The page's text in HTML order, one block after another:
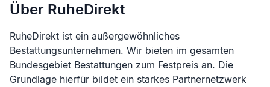
Über RuheDirekt
RuheDirekt ist ein außergewöhnliches
Bestattungsunternehmen. Wir bieten im gesamten
Bundesgebiet Bestattungen zum Festpreis an. Die
Grundlage hierfür bildet ein starkes Partnernetzwerk